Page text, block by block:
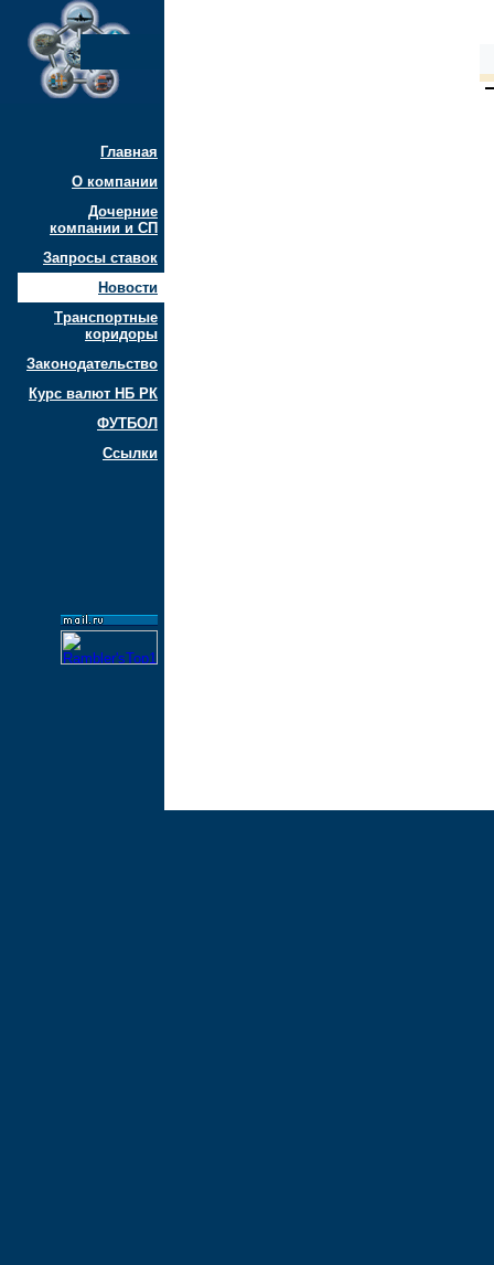
Главная
О компании
Дочерние
компании и СП
Запросы ставок
Новости
Транспортные
коридоры
Законодательство
Курс валют НБ РК
ФУТБОЛ
Ссылки